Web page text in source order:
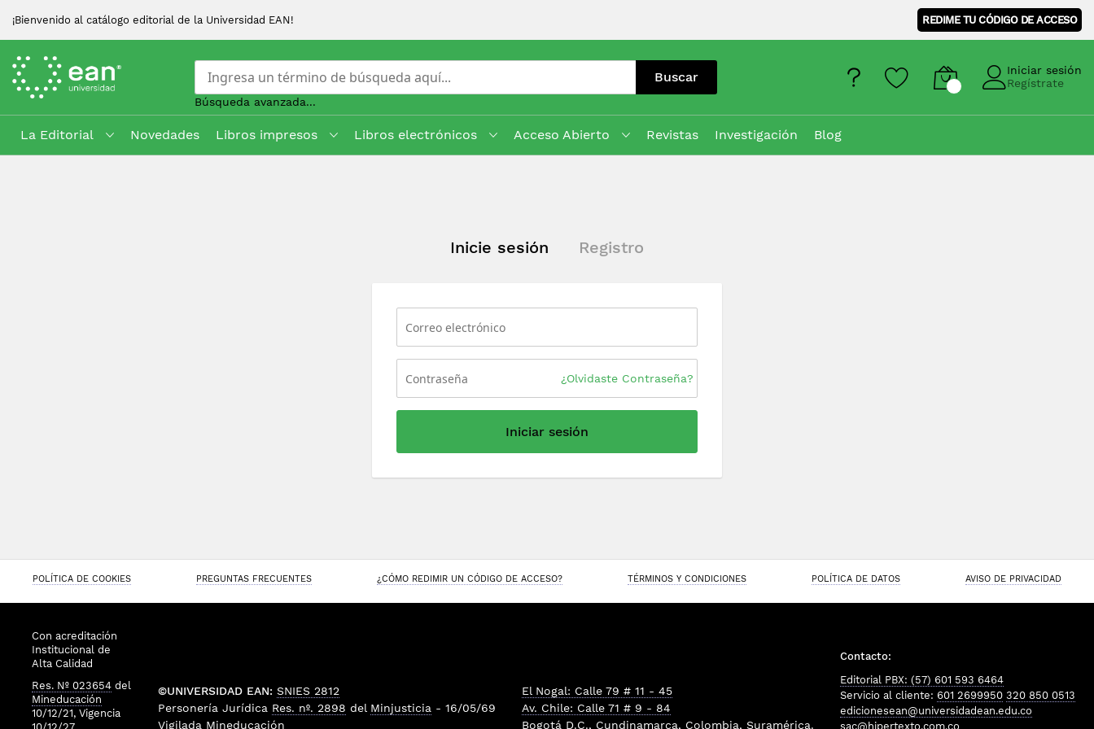
¡Bienvenido al catálogo editorial de la Universidad EAN! REDIME TU CÓDIGO DE ACCESO
Buscar
Búsqueda avanzada...
Iniciar sesión
Regístrate
La Editorial Novedades Libros impresos Libros electrónicos Acceso Abierto Revistas Investigación
Blog
Inicie sesión Registro
¿Olvidaste Contraseña?
Iniciar sesión
POLÍTICA DE COOKIES PREGUNTAS FRECUENTES ¿CÓMO REDIMIR UN CÓDIGO DE ACCESO? TÉRMINOS Y CONDICIONES POLÍTICA DE DATOS AVISO DE PRIVACIDAD
Con acreditación
Institucional de
Alta Calidad
Res. Nº 023654 del
Mineducación
10/12/21, Vigencia
©UNIVERSIDAD EAN: SNIES 2812
Personería Jurídica Res. nº. 2898 del Minjusticia - 16/05/69
Vigilada Mineducación
El Nogal: Calle 79 # 11 - 45
Av. Chile: Calle 71 # 9 - 84
Bogotá D.C., Cundinamarca, Colombia, Suramérica.
Contacto:
Editorial PBX: (57) 601 593 6464
Servicio al cliente: 601 2699950 320 850 0513
edicionesean@universidadean.edu.co
sac@hipertexto.com.co